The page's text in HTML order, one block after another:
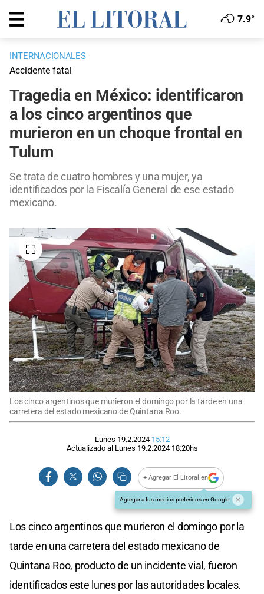
7.9°
INTERNACIONALES
Accidente fatal
Tragedia en México: identificaron
a los cinco argentinos que
murieron en un choque frontal en
Tulum
Se trata de cuatro hombres y una mujer, ya
identificados por la Fiscalía General de ese estado
mexicano.
Los cinco argentinos que murieron el domingo por la tarde en una
carretera del estado mexicano de Quintana Roo.
Lunes 19.2.2024 15:12
Actualizado al Lunes 19.2.2024 18:20hs
+ Agregar El Litoral en
Agregar a tus medios preferidos en Google
Los cinco argentinos que murieron el domingo por la
tarde en una carretera del estado mexicano de
Quintana Roo, producto de un incidente vial, fueron
identificados este lunes por las autoridades locales.